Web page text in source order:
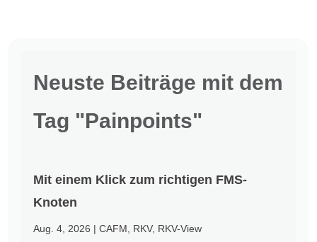
Neuste Beiträge mit dem
Tag "Painpoints"
Mit einem Klick zum richtigen FMS-
Knoten
Aug. 4, 2026 |CAFM RKV, RKV-View